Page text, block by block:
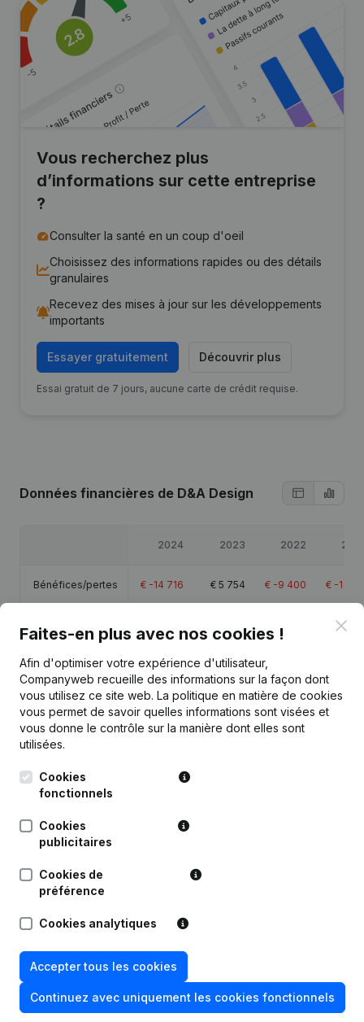
Vous recherchez plus
d’informations sur cette entreprise
?
Consulter la santé en un coup d'oeil
Choisissez des informations rapides ou des détails
granulaires
Recevez des mises à jour sur les développements
importants
Essayer gratuitement Découvrir plus
Essai gratuit de 7 jours, aucune carte de crédit requise.
Données financières de D&A Design
2024 2023 2022 2021
Bénéfices/pertes € -14 716 € 5 754 € -9 400 € -1 634
Capitaux propres €3 366
Marge brute €-14 173 €47 892
Publicationsde D&A Design
Date
31-05-2024
Rubrique Constitution (Nouvelle
Succursale, etc...)
Faites-en plus avec nos cookies !
Afin d'optimiser votre expérience d'utilisateur,
Companyweb recueille des informations sur la façon dont
vous utilisez ce site web. La politique en matière de cookies
vous permet de savoir quelles informations sont visées et
vous donne le contrôle sur la manière dont elles sont
utilisées.
Cookies
fonctionnels
Cookies
publicitaires
Cookies de
préférence
Cookies analytiques
Accepter tous les cookies
Continuez avec uniquement les cookies fonctionnels